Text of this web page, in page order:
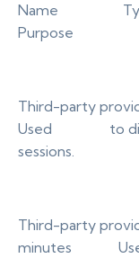
Name
Third-party
Used to
sessions.
Third-party
minutes Used